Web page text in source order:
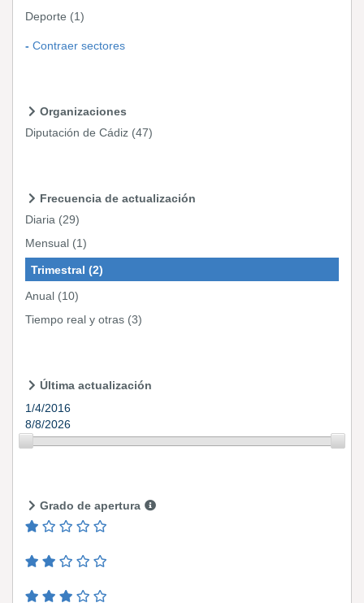
Deporte (1)
Contraer sectores
Organizaciones
Diputación de Cádiz (47)
Frecuencia de actualización
Diaria (29)
Mensual (1)
Trimestral (2)
Anual (10)
Tiempo real y otras (3)
Última actualización
1/4/2016
8/8/2026
Grado de apertura